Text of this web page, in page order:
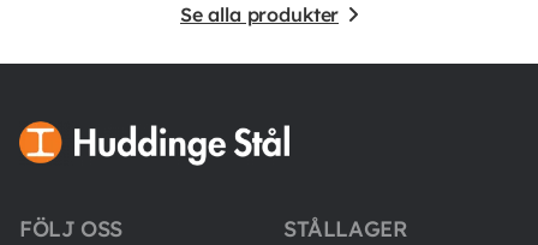
Se alla produkter
FÖLJ OSS STÅLLAGER